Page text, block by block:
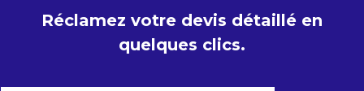
Réclamez votre devis détaillé en
quelques clics.